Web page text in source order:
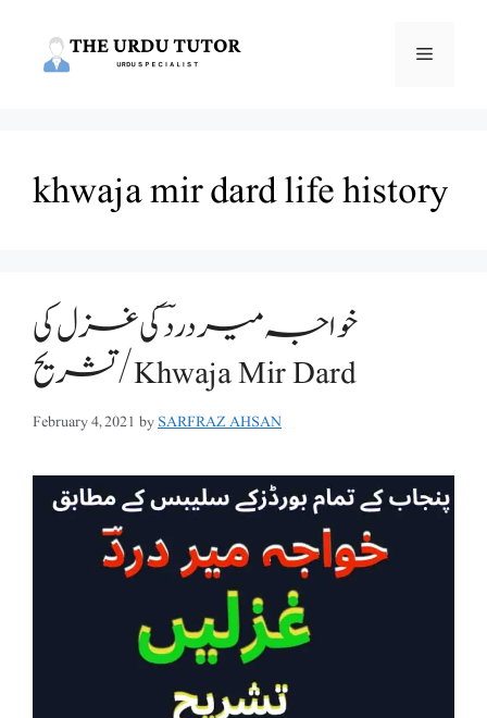
Menu
khwaja mir dard life history
خواجہ میر درد ؔ کی غزل کی
تشریح/Khwaja Mir Dard
February 4, 2021 bySARFRAZ AHSAN